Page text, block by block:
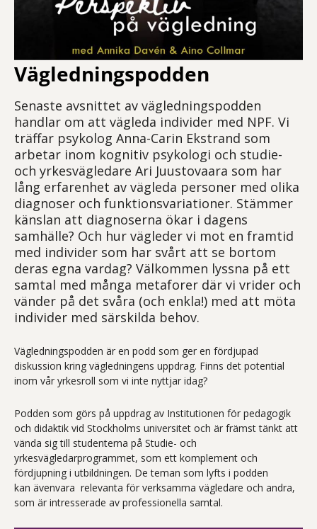
Vägledningspodden
Senaste avsnittet av vägledningspodden
handlar om att vägleda individer med NPF. Vi
träffar psykolog Anna-Carin Ekstrand som
arbetar inom kognitiv psykologi och studie-
och yrkesvägledare Ari Juustovaara som har
lång erfarenhet av vägleda personer med olika
diagnoser och funktionsvariationer. Stämmer
känslan att diagnoserna ökar i dagens
samhälle? Och hur vägleder vi mot en framtid
med individer som har svårt att se bortom
deras egna vardag? Välkommen lyssna på ett
samtal med många metaforer där vi vrider och
vänder på det svåra (och enkla!) med att möta
individer med särskilda behov.
Vägledningspodden är en podd som ger en fördjupad
diskussion kring vägledningens uppdrag. Finns det potential
inom vår yrkesroll som vi inte nyttjar idag?
Podden som görs på uppdrag av Institutionen för pedagogik
och didaktik vid Stockholms universitet och är främst tänkt att
vända sig till studenterna på Studie- och
yrkesvägledarprogrammet, som ett komplement och
fördjupning i utbildningen. De teman som lyfts i podden
kan ävenvara relevanta för verksamma vägledare och andra,
som är intresserade av professionella samtal.